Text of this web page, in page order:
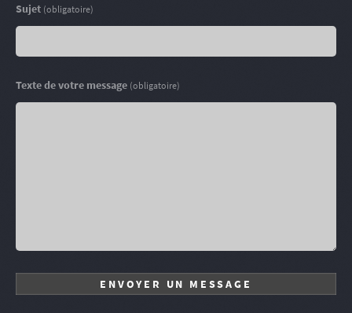
Sujet (obligatoire)
Texte de votre message (obligatoire)